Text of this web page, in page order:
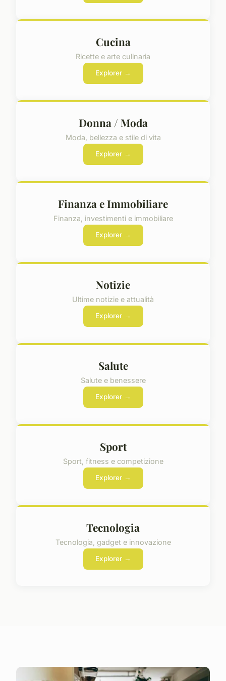
Cucina
Ricette e arte culinaria
Explorer →
Donna / Moda
Moda, bellezza e stile di vita
Explorer →
Finanza e Immobiliare
Finanza, investimenti e immobiliare
Explorer →
Notizie
Ultime notizie e attualità
Explorer →
Salute
Salute e benessere
Explorer →
Sport
Sport, fitness e competizione
Explorer →
Tecnologia
Tecnologia, gadget e innovazione
Explorer →